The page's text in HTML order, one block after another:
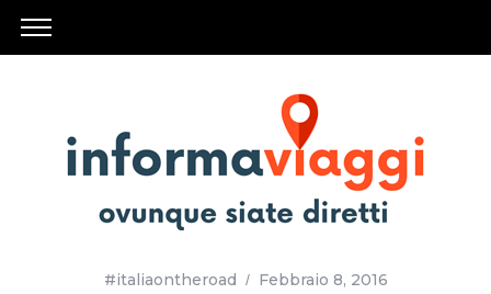
#italiaontheroad Febbraio 8, 2016